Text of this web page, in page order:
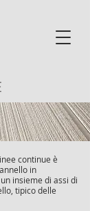
continue è
in
insieme di assi di
tipico delle